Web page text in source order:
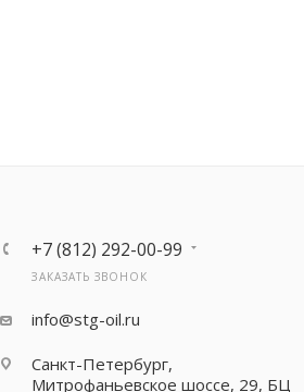
+7 (812) 292-00-99
ЗАКАЗАТЬ ЗВОНОК
info@stg-oil.ru
Санкт-Петербург,
Митрофаньевское шоссе, 29, БЦ